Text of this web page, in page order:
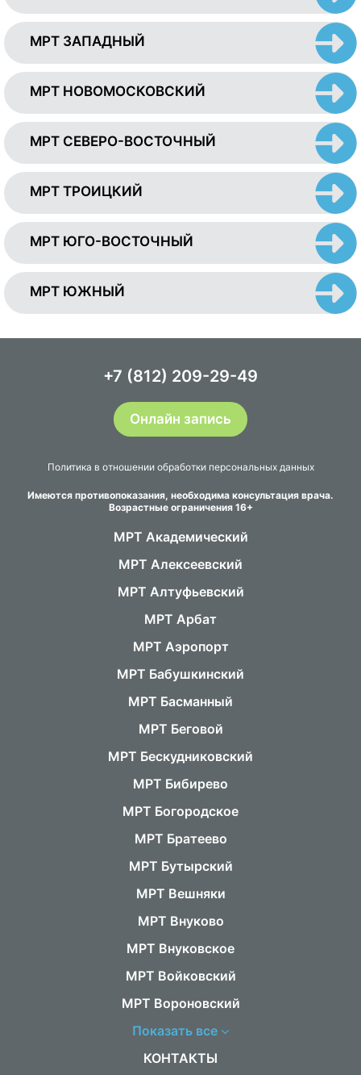
МРТ ЗАПАДНЫЙ
МРТ НОВОМОСКОВСКИЙ
МРТ СЕВЕРО-ВОСТОЧНЫЙ
МРТ ТРОИЦКИЙ
МРТ ЮГО-ВОСТОЧНЫЙ
МРТ ЮЖНЫЙ
+7 (812) 209-29-49
Онлайн запись
Политика в отношении обработки персональных данных
Имеются противопоказания, необходима консультация врача.
Возрастные ограничения 16+
МРТ Академический
МРТ Алексеевский
МРТ Алтуфьевский
МРТ Арбат
МРТ Аэропорт
МРТ Бабушкинский
МРТ Басманный
МРТ Беговой
МРТ Бескудниковский
МРТ Бибирево
МРТ Богородское
МРТ Братеево
МРТ Бутырский
МРТ Вешняки
МРТ Внуково
МРТ Внуковское
МРТ Войковский
МРТ Вороновский
Показать все
КОНТАКТЫ